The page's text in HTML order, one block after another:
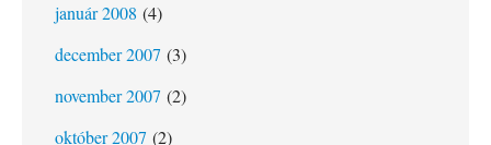
január 2008 (4)
december 2007 (3)
november 2007 (2)
október 2007 (2)